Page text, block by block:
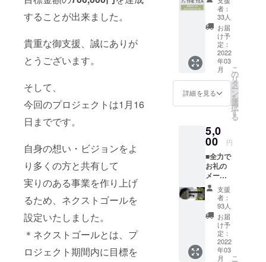
することが出来ました。
貴重な御支援、誠にありが
とうございます。
そして、
今回のプロジェクトは1月16
日までです。
自身の想い・ビジョンをよ
り多くの方と共有して
実りのある事業を作り上げ
るため、ネクストゴールを
設定いたしました。
＊ネクストゴールとは、プ
ロジェクト期間内に目標を
周、災害支
援、スキー
場での住み
込み、新潟
生活、静岡
県一周の
旅。世界一
周を志した
ナウイルス
が世界を襲
い、一時断
地元静岡に
今までの御
恩を還元す
るため、”静
岡創生”を志
し、現在は
TEA オ
リジナ
ルス
テッ
カー
者：
33人
お届
け予
定：
2022
年03
月
詳細を見る
こ
の
リ
タ
ー
ン
を
選
択
す
る
5,0
00 円
■全力で
お礼の
メール
■THE
TEA 厳
選高級
茶葉20g
■THE
TEA オ
リジナ
ルス
支援
者：
93人
お届
け予
定：
2022
年03
月
こ